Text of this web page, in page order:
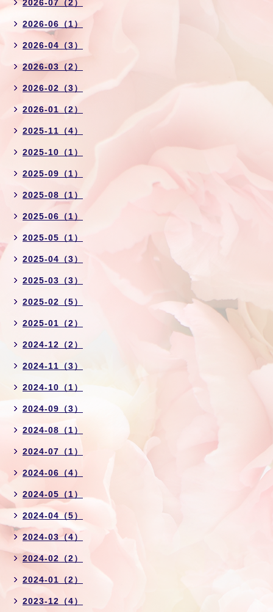
2026-07（2）
2026-06（1）
2026-04（3）
2026-03（2）
2026-02（3）
2026-01（2）
2025-11（4）
2025-10（1）
2025-09（1）
2025-08（1）
2025-06（1）
2025-05（1）
2025-04（3）
2025-03（3）
2025-02（5）
2025-01（2）
2024-12（2）
2024-11（3）
2024-10（1）
2024-09（3）
2024-08（1）
2024-07（1）
2024-06（4）
2024-05（1）
2024-04（5）
2024-03（4）
2024-02（2）
2024-01（2）
2023-12（4）